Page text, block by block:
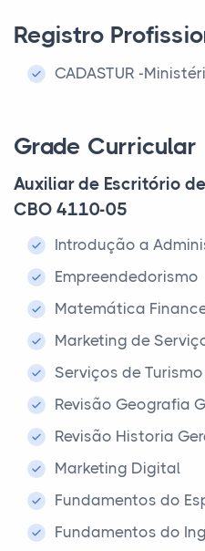
Registro
CADASTUR -
Grade Curricular
Auxiliar de Escritório
CBO 4110-05
Introdução a
Empreendedorismo
Matemática
Marketing de
Serviços de
Revisão Geografia
Revisão Historia
Marketing Digital
Fundamentos do
Fundamentos do